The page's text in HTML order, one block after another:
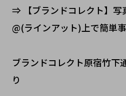
⇒ 【ブランドコレクト】写
@(ラインアット)上で簡単
ブランドコレクト原宿竹下
り